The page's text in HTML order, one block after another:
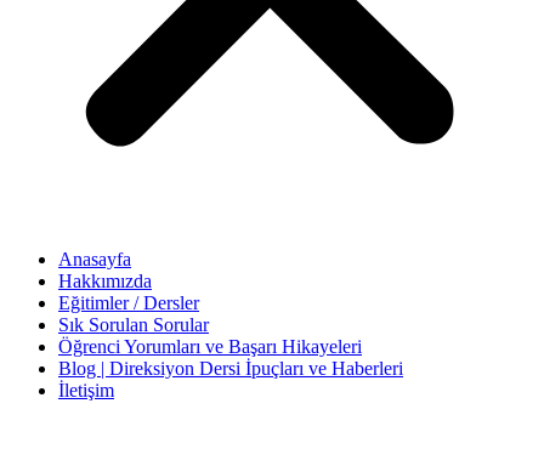
Anasayfa
Hakkımızda
Eğitimler / Dersler
Sık Sorulan Sorular
Öğrenci Yorumları ve Başarı Hikayeleri
Blog | Direksiyon Dersi İpuçları ve Haberleri
İletişim